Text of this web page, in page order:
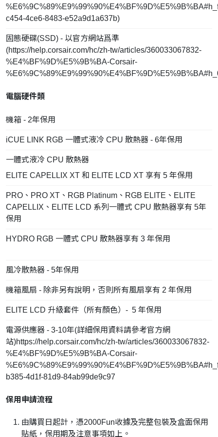
c454-4ce6-8483-e52a9d1a637b)
固態硬碟(SSD) - 以官方網站爲準
(https://help.corsair.com/hc/zh-tw/articles/360033067832-
%E4%BF%9D%E5%9B%BA-Corsair-
電腦硬件類
機箱 - 2年保用
iCUE LINK RGB 一體式液冷 CPU 散熱器 - 6年保用
一體式液冷 CPU 散熱器
ELITE CAPELLIX XT 和 ELITE LCD XT 享有 5 年保用
PRO、PRO XT、RGB Platinum、RGB ELITE、ELITE
CAPELLIX、ELITE LCD 系列一體式 CPU 散熱器享有 5年
保用
HYDRO RGB 一體式 CPU 散熱器享有 3 年保用
風冷散熱器 - 5年保用
機箱風扇 - 除非另有說明，否則所有風扇享有 2 年保用
ELITE LCD 升級套件（所有顏色）- 5 年保用
電源供應器 - 3-10年(詳細保用資料請參考官方網
站)https://help.corsair.com/hc/zh-tw/articles/360033067832-
%E4%BF%9D%E5%9B%BA-Corsair-
b385-4d1f-81d9-84ab99de9c97
保用申請流程
由購買日起計，憑2000Fun收據及完整包裝及盒面保用
貼紙，保用期及注意事項如上。